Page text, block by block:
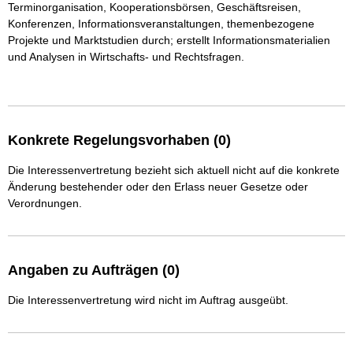
Terminorganisation, Kooperationsbörsen, Geschäftsreisen,
Konferenzen, Informationsveranstaltungen, themenbezogene
Projekte und Marktstudien durch; erstellt Informationsmaterialien
und Analysen in Wirtschafts- und Rechtsfragen.
Konkrete Regelungsvorhaben (0)
Die Interessenvertretung bezieht sich aktuell nicht auf die konkrete
Änderung bestehender oder den Erlass neuer Gesetze oder
Verordnungen.
Angaben zu Aufträgen (0)
Die Interessenvertretung wird nicht im Auftrag ausgeübt.